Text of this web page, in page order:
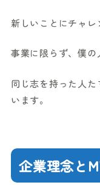
新しいことにチャレ
事業に限らず、僕の
同じ志を持った人
います。
企業理念と